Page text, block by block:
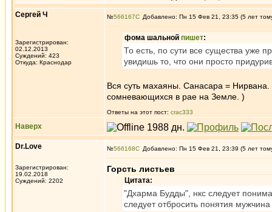
Сергей Ч
Зарегистрирован:
02.12.2013
Суждений: 423
Откуда: Краснодар
№566167 Добавлено: Пн 15 Фев 21, 23:35 (5 лет
фома шальной пишет:
То есть, по сути все существа уже
увидишь то, что они просто
Вся суть махаяны. Санасара =
сомневающихся в рае на Земле. )
Ответы на этот пост: crac333
Наверх
Dr.Love
Зарегистрирован:
19.02.2018
Суждений: 2202
№566168 Добавлено: Пн 15 Фев 21, 23:39 (5 лет
Горсть листьев
Цитата:
"Дхарма Будды", нкс следует
следует отбросить понятия